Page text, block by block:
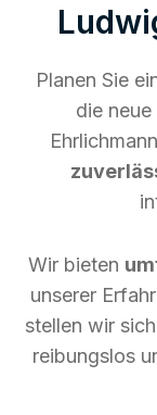
Planen Sie
die
Wir bieten
unserer
stellen wir
reibungslos